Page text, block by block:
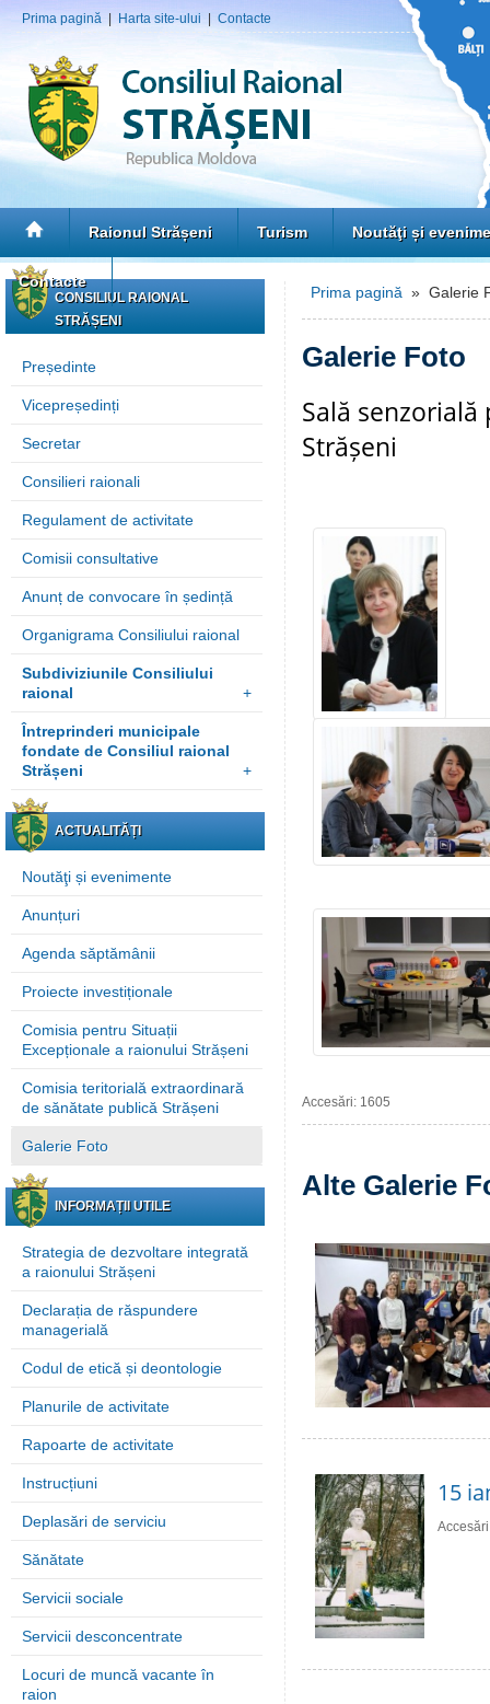
Prima pagină Harta site-ului Contacte
Raionul Strășeni Turism Noutăţi și
Contacte
CONSILIUL RAIONAL
STRĂȘENI
Președinte
Vicepreședinți
Secretar
Consilieri raionali
Regulament de activitate
Comisii consultative
Anunț de convocare în ședință
Organigrama Consiliului raional
Subdiviziunile Consiliului
raional
+
Întreprinderi municipale
fondate de Consiliul raional
Strășeni
+
ACTUALITĂȚI
Noutăţi și evenimente
Anunțuri
Agenda săptămânii
Proiecte investiționale
Comisia pentru Situații
Excepționale a raionului Strășeni
Comisia teritorială extraordinară
de sănătate publică Strășeni
Galerie Foto
INFORMAȚII UTILE
Strategia de dezvoltare integrată
a raionului Strășeni
Declarația de răspundere
managerială
Codul de etică și deontologie
Planurile de activitate
Rapoarte de activitate
Instrucțiuni
Deplasări de serviciu
Sănătate
Servicii sociale
Servicii desconcentrate
Locuri de muncă vacante în
raion
Prima pagină » Galerie
Galerie Foto
Sală
Strășeni
Accesări: 1605
Alte Galerie
15